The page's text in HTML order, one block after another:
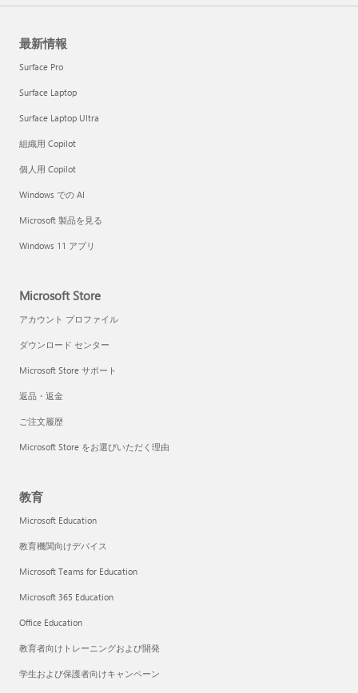
最新情報
Surface Pro
Surface Laptop
Surface Laptop Ultra
組織用 Copilot
個人用 Copilot
Windows での AI
Microsoft 製品を見る
Windows 11 アプリ
Microsoft Store
アカウント プロファイル
ダウンロード センター
Microsoft Store サポート
返品・返金
ご注文履歴
Microsoft Store をお選びいただく理由
教育
Microsoft Education
教育機関向けデバイス
Microsoft Teams for Education
Microsoft 365 Education
Office Education
教育者向けトレーニングおよび開発
学生および保護者向けキャンペーン